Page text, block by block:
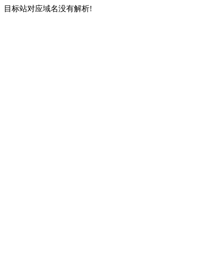
目标站对应域名没有解析!